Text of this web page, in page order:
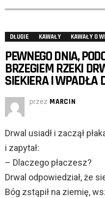
DŁUGIE KAWAŁY KAWAŁY O
PEWNEGO DNIA,
BRZEGIEM RZEKI
SIEKIERA I WPADŁA
przez MARCIN
Drwal usiadł i zaczął
i zapytał:
– Dlaczego płaczesz?
Drwal odpowiedział, że
Bóg zstąpił na ziemię,